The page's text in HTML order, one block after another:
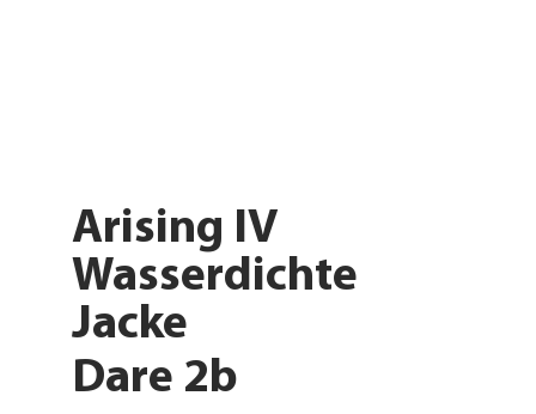
Arising IV
Wasserdichte
Jacke
Dare 2b